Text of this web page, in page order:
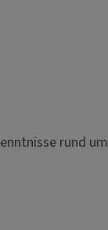
rund um